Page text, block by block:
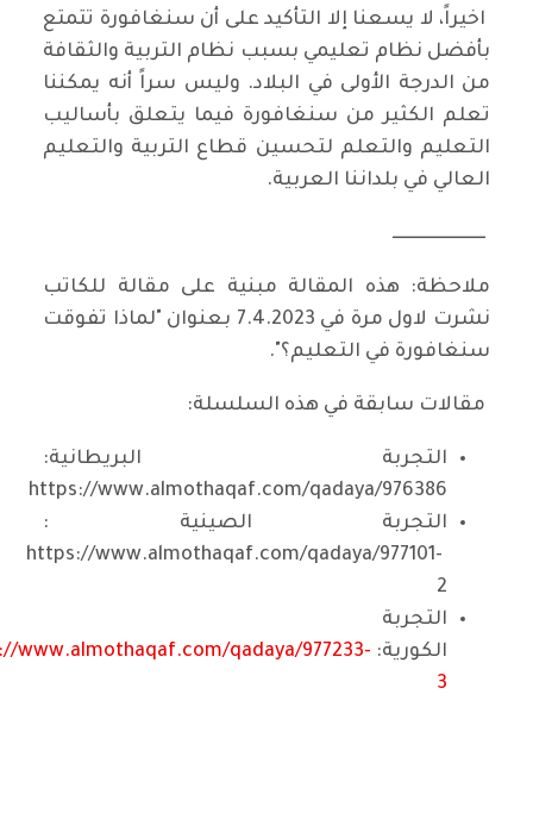
اخيراً، لا يسعنا إلا التأكيد على أن سنغافورة تتمتع
بأفضل نظام تعليمي بسبب نظام التربية والثقافة
من الدرجة الأولى في البلاد. وليس سراً أنه يمكننا
تعلم الكثير من سنغافورة فيما يتعلق بأساليب
التعليم والتعلم لتحسين قطاع التربية والتعليم
العالي في بلداننا العربية.
ــــــــــــــــــــــــــ
ملاحظة: هذه المقالة مبنية على مقالة للكاتب
نشرت لاول مرة في 7.4.2023 بعنوان "لماذا تفوقت
سنغافورة في التعليم؟".
مقالات سابقة في هذه السلسلة:
التجربة البريطانية:
https://www.almothaqaf.com/qadaya/976386
التجربة الصينية :
https://www.almothaqaf.com/qadaya/977101-
2
التجربة
الكورية: www.almothaqaf.com/qadaya/977233-
3